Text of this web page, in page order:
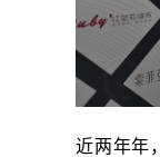
近两年年